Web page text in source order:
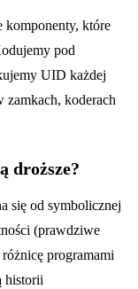
komponenty, które
pod
UID każdej
koderach
droższe?
się od symbolicznej
(prawdziwe
programami
historii